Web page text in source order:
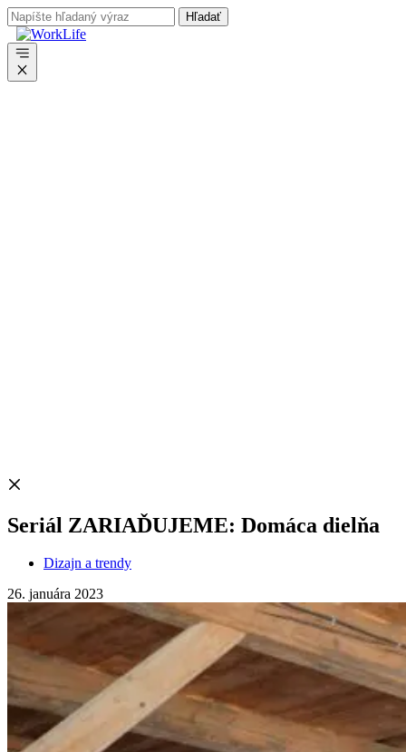
Preskočiť
na
obsah
Seriál ZARIAĎUJEME: Domáca dielňa
Dizajn a trendy
26. januára 2023